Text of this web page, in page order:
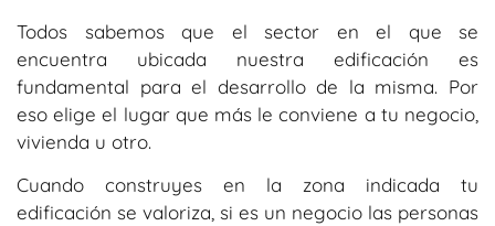
Todos sabemos que el sector en el que se
encuentra ubicada nuestra edificación es
fundamental para el desarrollo de la misma. Por
eso elige el lugar que más le conviene a tu negocio,
vivienda u otro.
Cuando construyes en la zona indicada tu
edificación se valoriza, si es un negocio las personas